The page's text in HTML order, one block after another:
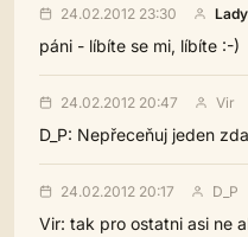
24.02.2012 23:30
páni - líbíte se mi, líbíte :-)
24.02.2012 20:47 Vir
D_P: Nepřeceňuj jeden
24.02.2012 20:17 D_P
Vir: tak pro ostatni asi ne